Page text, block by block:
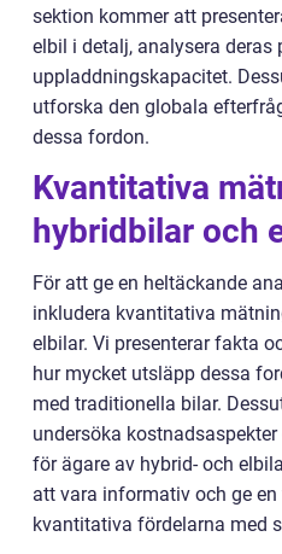
sektion kommer att
elbil i detalj, analysera deras
uppladdningskapacitet.
utforska den globala
dessa fordon.
Kvantitativa
hybridbilar och
För att ge en heltäckande
inkludera kvantitativa
elbilar. Vi presenterar fakta
hur mycket utsläpp dessa
med traditionella bilar.
undersöka
för ägare av hybrid- och
att vara informativ och ge
kvantitativa fördelarna med